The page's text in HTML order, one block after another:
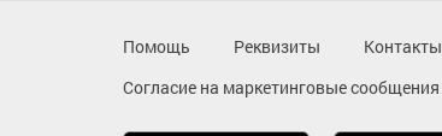
Помощь Реквизиты Контакты
Согласие на маркетинговые сообщения